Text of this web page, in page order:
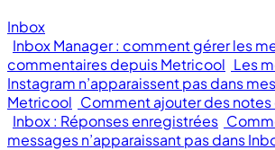
Inbox
Inbox Manager : comment gérer les
commentaires depuis Metricool Les
Instagram n’apparaissent pas dans
Metricool Comment ajouter des notes
Inbox : Réponses enregistrées
messages n’apparaissant pas dans